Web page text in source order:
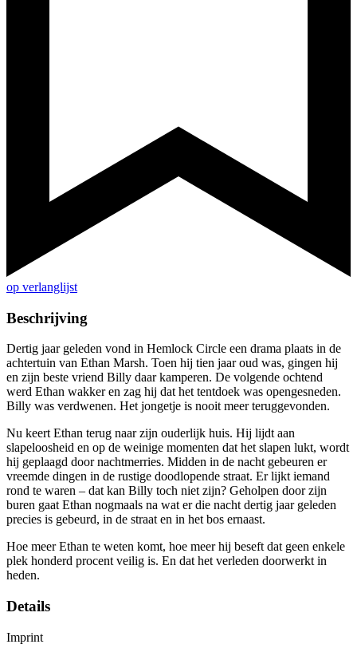
op verlanglijst
Beschrijving
Dertig jaar geleden vond in Hemlock Circle een drama plaats in de
achtertuin van Ethan Marsh. Toen hij tien jaar oud was, gingen hij
en zijn beste vriend Billy daar kamperen. De volgende ochtend
werd Ethan wakker en zag hij dat het tentdoek was opengesneden.
Billy was verdwenen. Het jongetje is nooit meer teruggevonden.
Nu keert Ethan terug naar zijn ouderlijk huis. Hij lijdt aan
slapeloosheid en op de weinige momenten dat het slapen lukt, wordt
hij geplaagd door nachtmerries. Midden in de nacht gebeuren er
vreemde dingen in de rustige doodlopende straat. Er lijkt iemand
rond te waren – dat kan Billy toch niet zijn? Geholpen door zijn
buren gaat Ethan nogmaals na wat er die nacht dertig jaar geleden
precies is gebeurd, in de straat en in het bos ernaast.
Hoe meer Ethan te weten komt, hoe meer hij beseft dat geen enkele
plek honderd procent veilig is. En dat het verleden doorwerkt in
heden.
Details
Imprint